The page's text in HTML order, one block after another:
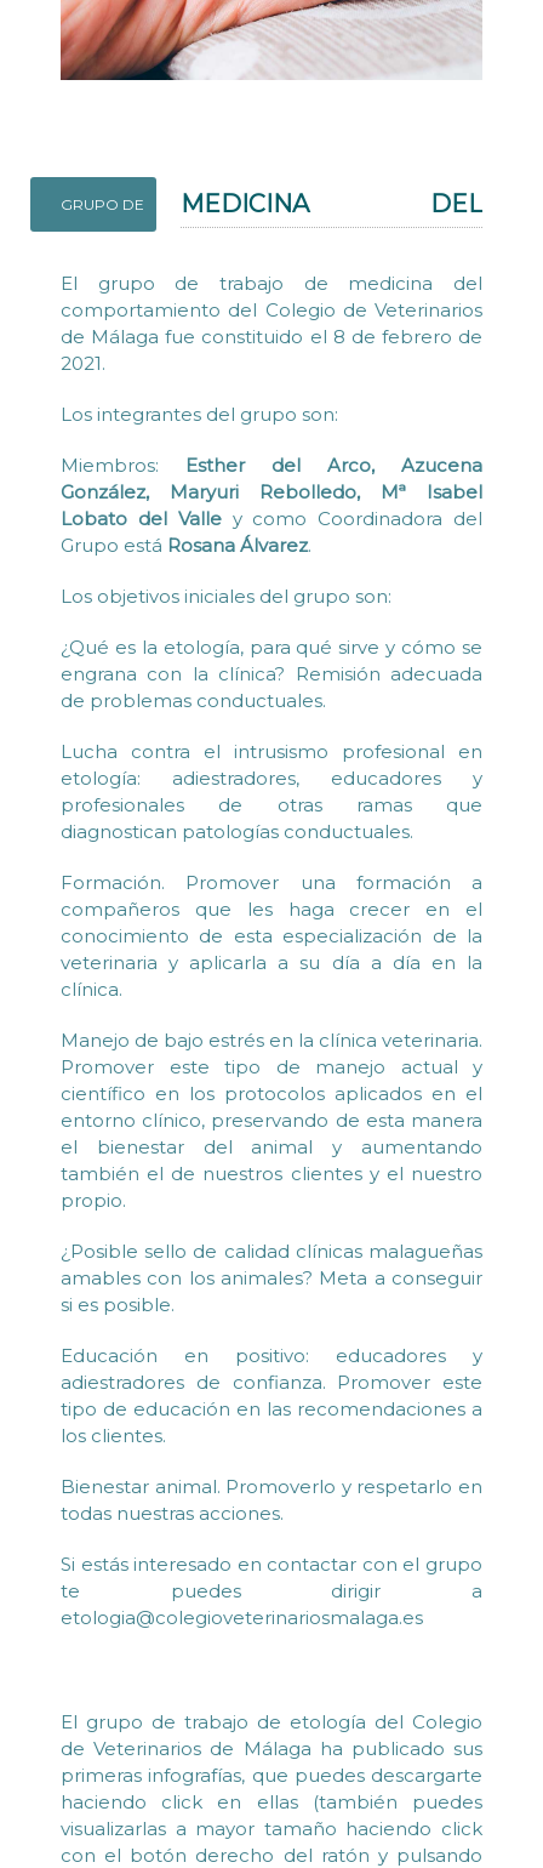
GRUPO DE
MEDICINA DEL
El grupo de trabajo de medicina del
comportamiento del Colegio de Veterinarios
de Málaga fue constituido el 8 de febrero de
2021.
Los integrantes del grupo son:
Miembros: Esther del Arco, Azucena
González,Maryuri Rebolledo, Mª Isabel
Lobato del Valle y como Coordinadora del
Grupo está Rosana Álvarez.
Los objetivos iniciales del grupo son:
¿Qué es la etología, para qué sirve y cómo se
engrana con la clínica? Remisión adecuada
de problemas conductuales.
Lucha contra el intrusismo profesional en
etología: adiestradores, educadores y
profesionales de otras ramas que
diagnostican patologías conductuales.
Formación. Promover una formación a
compañeros que les haga crecer en el
conocimiento de esta especialización de la
veterinaria y aplicarla a su día a día en la
clínica.
Manejo de bajo estrés en la clínica veterinaria.
Promover este tipo de manejo actual y
científico en los protocolos aplicados en el
entorno clínico, preservando de esta manera
el bienestar del animal y aumentando
también el de nuestros clientes y el nuestro
propio.
¿Posible sello de calidad clínicas malagueñas
amables con los animales? Meta a conseguir
si es posible.
Educación en positivo: educadores y
adiestradores de confianza. Promover este
tipo de educación en las recomendaciones a
los clientes.
Bienestar animal. Promoverlo y respetarlo en
todas nuestras acciones.
Si estás interesado en contactar con el grupo
te puedes dirigir a
etologia@colegioveterinariosmalaga.es
El grupo de trabajo de etología del Colegio
de Veterinarios de Málaga ha publicado sus
primeras infografías, que puedes descargarte
haciendo click en ellas (también puedes
visualizarlas a mayor tamaño haciendo click
con el botón derecho del ratón y pulsando